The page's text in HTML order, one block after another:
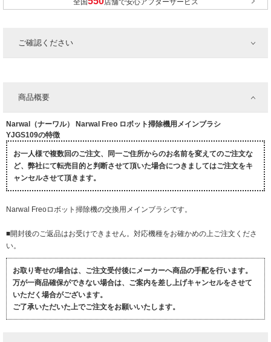
全国 店舗で安心アフターサービス
ご確認ください
商品概要
Narwal（ナーワル） Narwal Freo ロボット掃除機用メインブラシ
YJGS109の特徴
お一人様で複数回のご注文、同一ご住所からのお名前を変えてのご注文な
ど、弊社にて転売目的と判断させて頂いた場合につきましてはご注文をキ
ャンセルさせて頂きます。
Narwal Freoロボット掃除機の交換用メインブラシです。
■開封後のご返品はお受けできません。対応機種をお確かめの上ご注文くださ
い。
お取り寄せの場合は、ご注文受付後にメーカーへ商品の手配を行います。
万が一商品確保ができない場合は、ご案内を差し上げキャンセルをさせて
いただく場合がございます。
ご了承いただいた上でご注文をお願いいたします。